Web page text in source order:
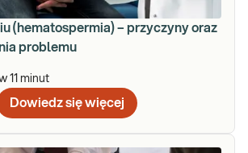
(hematospermia) – przyczyny oraz
problemu
11 minut
Dowiedz się więcej